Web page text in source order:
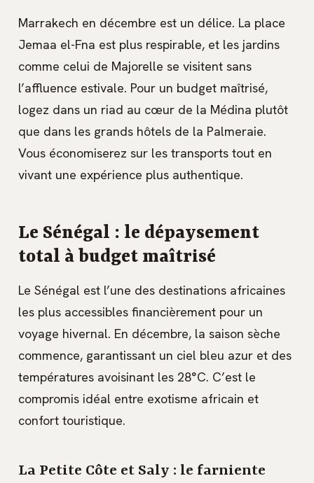
Marrakech en décembre est un délice. La place
Jemaa el-Fna est plus respirable, et les jardins
comme celui de Majorelle se visitent sans
l’affluence estivale. Pour un budget maîtrisé,
logez dans un riad au cœur de la Médina plutôt
que dans les grands hôtels de la Palmeraie.
Vous économiserez sur les transports tout en
vivant une expérience plus authentique.
Le Sénégal : le dépaysement
total à budget maîtrisé
Le Sénégal est l’une des destinations africaines
les plus accessibles financièrement pour un
voyage hivernal. En décembre, la saison sèche
commence, garantissant un ciel bleu azur et des
températures avoisinant les 28°C. C’est le
compromis idéal entre exotisme africain et
confort touristique.
La Petite Côte et Saly : le farniente